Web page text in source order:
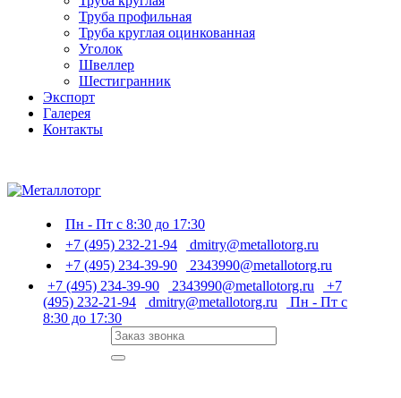
Труба профильная
Труба круглая оцинкованная
Уголок
Швеллер
Шестигранник
Экспорт
Галерея
Контакты
Пн - Пт с 8:30 до 17:30
+7 (495) 232-21-94
dmitry@metallotorg.ru
+7 (495) 234-39-90
2343990@metallotorg.ru
+7 (495) 234-39-90
2343990@metallotorg.ru
+7
(495) 232-21-94
dmitry@metallotorg.ru
Пн - Пт с
8:30 до 17:30